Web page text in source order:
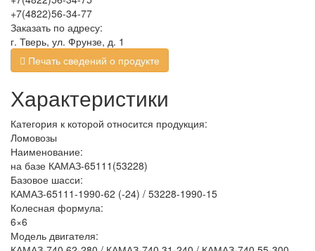
+7(4822)56-34-77
Заказать по адресу:
г. Тверь, ул. Фрунзе, д. 1
Печать сведений о продукте
Характеристики
Категория к которой относится продукция:
Ломовозы
Наименование:
на базе КАМАЗ-65111(53228)
Базовое шасси:
КАМАЗ-65111-1990-62 (-24) / 53228-1990-15
Колесная формула:
6×6
Модель двигателя: